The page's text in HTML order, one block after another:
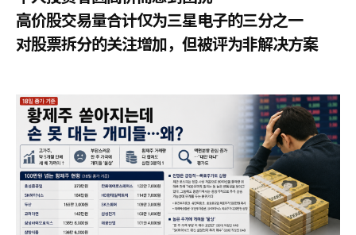
高价股交易量合计仅为三星电子的三分之一
对股票拆分的关注增加，但被评为非解决方案